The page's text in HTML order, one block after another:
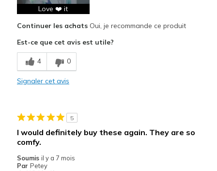
Comfortable
Durable
Stylish
Les meilleures utilisations
Casual Wear
Width
Sizing
Feels true to size
View On Shoes
Love ❤️ it
Continuer les achatsOui, je recommande ce produit
Est-ce que cet avis est utile?
4 0
Signaler cet avis
5
I would definitely buy these again. They are so
comfy.
Soumis il y a 7 mois
Par Petey